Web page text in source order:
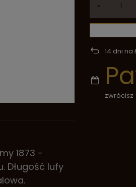
-
14 dni na
zwrócisz
1873 -
Długość lufy